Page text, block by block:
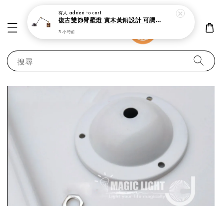
搜尋
有人 added to cart
復古雙節臂壁燈 實木黃銅設計 可調式工作閱讀燈
3 小時前